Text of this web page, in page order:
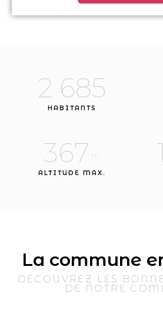
HABITANTS
2 685
ALTITUDE MAX.
367 m
La commune
DÉCOUVREZ LES
DE NOTRE